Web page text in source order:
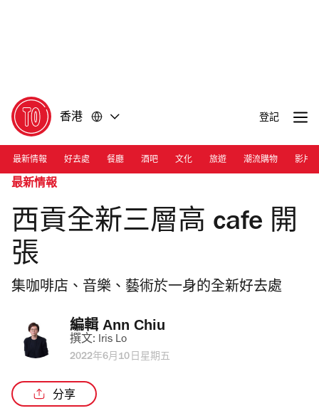
香港 登記
最新情報 好去處 餐廳 酒吧 文化 旅遊 潮流購物 影片
最新情報
西貢全新三層高 cafe 開
張
集咖啡店、音樂、藝術於一身的全新好去處
編輯 Ann Chiu
撰文: Iris Lo
2022年6月10日星期五
分享